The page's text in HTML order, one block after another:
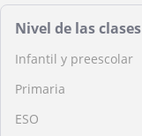
Nivel de las clases
Infantil y preescolar
Primaria
ESO